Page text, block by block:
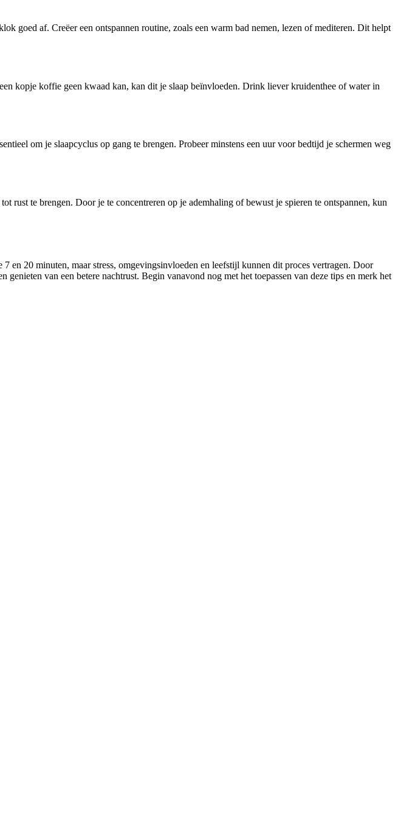
goed af. Creëer een ontspannen routine, zoals een warm bad nemen, lezen of mediteren. Dit helpt
kopje koffie geen kwaad kan, kan dit je slaap beïnvloeden. Drink liever kruidenthee of water in
om je slaapcyclus op gang te brengen. Probeer minstens een uur voor bedtijd je schermen weg
rust te brengen. Door je te concentreren op je ademhaling of bewust je spieren te ontspannen, kun
en 20 minuten, maar stress, omgevingsinvloeden en leefstijl kunnen dit proces vertragen. Door
van een betere nachtrust. Begin vanavond nog met het toepassen van deze tips en merk het